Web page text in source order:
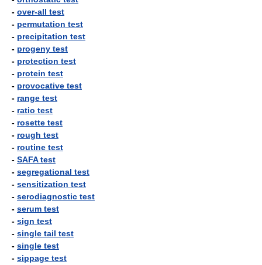
- over-all test
- permutation test
- precipitation test
- progeny test
- protection test
- protein test
- provocative test
- range test
- ratio test
- rosette test
- rough test
- routine test
- SAFA test
- segregational test
- sensitization test
- serodiagnostic test
- serum test
- sign test
- single tail test
- single test
- sippage test